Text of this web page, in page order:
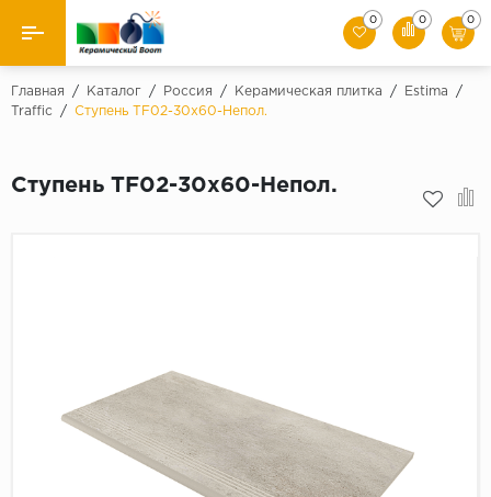
Назад
Керамическая плитка
0 0 0
Главная / Каталог / Россия / Керамическая плитка / Estima
/
Traffic
/ Ступень TF02-30x60-Непол.
Ступень TF02-30x60-Непол.